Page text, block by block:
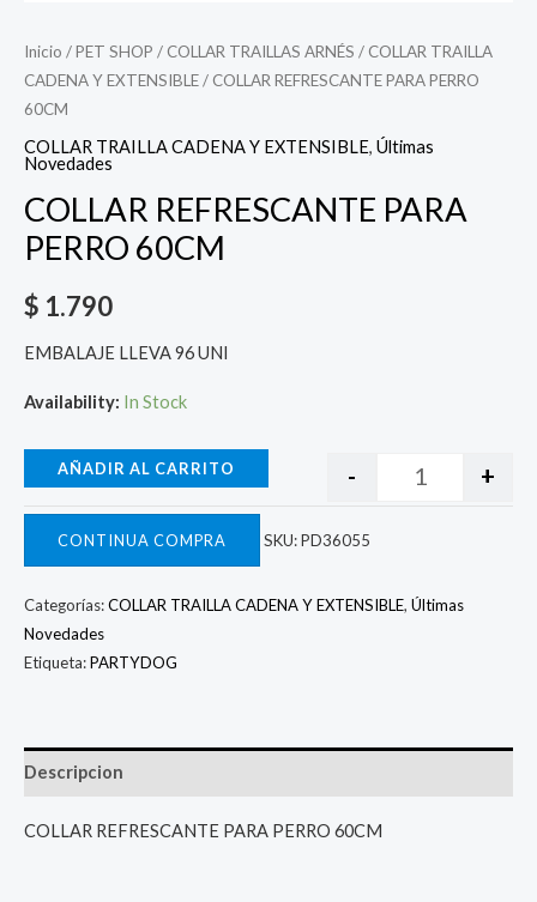
Inicio /PET SHOP / COLLAR TRAILLAS ARNÉS / COLLAR TRAILLA
CADENA Y EXTENSIBLE/ COLLAR REFRESCANTE PARA PERRO
60CM
COLLAR TRAILLA CADENA Y EXTENSIBLE, Últimas
Novedades
COLLAR REFRESCANTE PARA
PERRO 60CM
$ 1.790
EMBALAJE LLEVA 96 UNI
Availability: In Stock
- +
AÑADIR AL CARRITO
CONTINUA COMPRA SKU:PD36055
Categorías:COLLAR TRAILLA CADENA Y EXTENSIBLE, Últimas
Novedades
Etiqueta:PARTYDOG
Descripcion
COLLAR REFRESCANTE PARA PERRO 60CM